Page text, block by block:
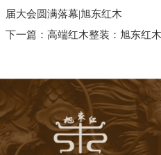
届大会圆满落幕|旭东红木
下一篇： 高端红木整装：旭东红